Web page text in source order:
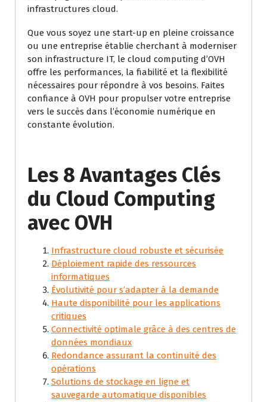
infrastructures cloud.
Que vous soyez une start-up en pleine croissance
ou une entreprise établie cherchant à moderniser
son infrastructure IT, le cloud computing d’OVH
offre les performances, la fiabilité et la flexibilité
nécessaires pour répondre à vos besoins. Faites
confiance à OVH pour propulser votre entreprise
vers le succès dans l’économie numérique en
constante évolution.
Les 8 Avantages Clés
du Cloud Computing
avec OVH
Infrastructure cloud robuste et sécurisée
Déploiement rapide des ressources
informatiques
Évolutivité pour s’adapter à la demande
Haute disponibilité pour les applications
critiques
Connectivité optimale grâce à des centres de
données mondiaux
Redondance assurant la continuité des
opérations
Solutions de stockage en ligne et
sauvegarde automatique disponibles